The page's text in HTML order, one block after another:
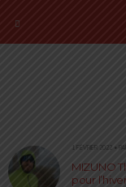
1 FÉVRIER 2022 •
MIZUNO
pour